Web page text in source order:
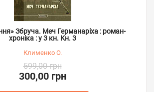
Збруча. Меч Германаріха : роман-
хроніка : у 3 кн. Кн. 3
Клименко О.
599,00 грн
300,00 грн